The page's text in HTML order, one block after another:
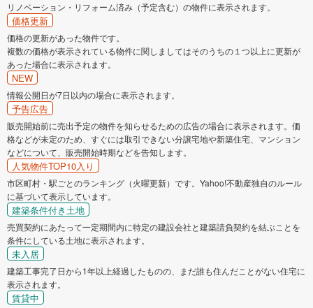
リノベーション・リフォーム済み（予定含む）の物件に表示されます。
価格更新
価格の更新があった物件です。
複数の価格が表示されている物件に関しましてはそのうちの１つ以上に更新が
あった場合に表示されます。
NEW
情報公開日が7日以内の場合に表示されます。
予告広告
販売開始前に売出予定の物件を知らせるための広告の場合に表示されます。価
格などが未定のため、すぐには取引できない分譲宅地や新築住宅、マンション
などについて、販売開始時期などを告知します。
人気物件TOP10入り
市区町村・駅ごとのランキング（火曜更新）です。Yahoo!不動産独自のルール
に基づいて表示しています。
建築条件付き土地
売買契約にあたって一定期間内に特定の建設会社と建築請負契約を結ぶことを
条件にしている土地に表示されます。
未入居
建築工事完了日から1年以上経過したものの、まだ誰も住んだことがない住宅に
表示されます。
賃貸中